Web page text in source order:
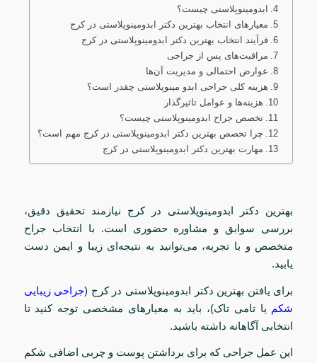
ابدومینوپلاستی چیست؟
معیارهای انتخاب بهترین دکتر ابدومینوپلاستی در کرج
فرآیند انتخاب بهترین دکتر ابدومینوپلاستی در کرج
مراقبت‌های پس از جراحی
عوارض احتمالی و مدیریت آن‌ها
هزینه‌ کلی جراحی ابدو مینوپلاستی چقدر است؟
هزینه‌ها و عوامل تاثیرگذار
تخصص جراح ابدومینوپلاستی چیست؟
چرا تخصص بهترین دکتر ابدومینوپلاستی در کرج مهم است؟
مهارت بهترین دکتر ابدومینوپلاستی در کرج
بهترین دکتر ابدومینوپلاستی در کرج نیازمند تحقیق دقیق،
بررسی سوابق و مشاوره حضوری است. با انتخاب جراح
متخصص و با تجربه، می‌توانید به نتیجه‌ای زیبا و ایمن دست
یابید.
برای یافتن بهترین دکتر ابدومینوپلاستی در کرج (جراحی زیبایی
شکم یا تامی تاک)، باید به معیارهای مشخصی توجه کنید تا
انتخابی آگاهانه داشته باشید.
این عمل جراحی که برای برداشتن پوست و چربی اضافی شکم